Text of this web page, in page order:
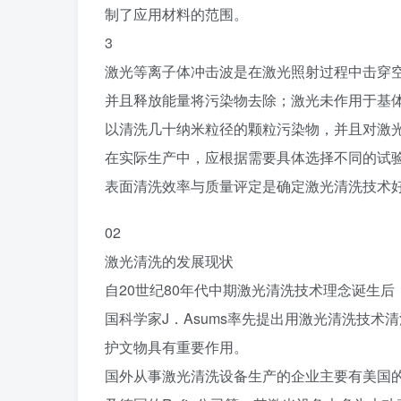
制了应用材料的范围。
3
激光等离子体冲击波是在激光照射过程中击
并且释放能量将污染物去除；激光未作用于
以清洗几十纳米粒径的颗粒污染物，并且对激
在实际生产中，应根据需要具体选择不同的
表面清洗效率与质量评定是确定激光清洗技术
02
激光清洗的发展现状
自20世纪80年代中期激光清洗技术理念诞生
国科学家J．Asums率先提出用激光清洗技术
护文物具有重要作用。
国外从事激光清洗设备生产的企业主要有美